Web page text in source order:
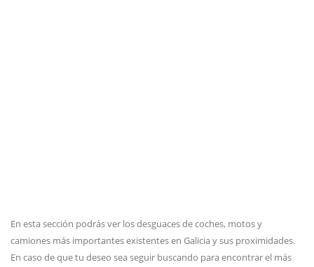
En esta sección podrás ver los desguaces de coches, motos y
camiones más importantes existentes en Galicia y sus proximidades.
En caso de que tu deseo sea seguir buscando para encontrar el más